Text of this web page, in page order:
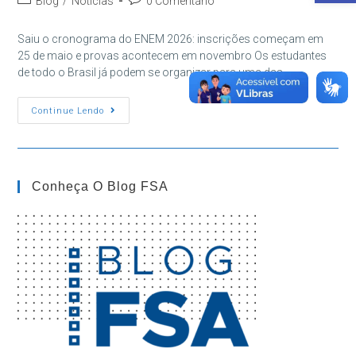
post:
post:
Saiu o cronograma do ENEM 2026: inscrições começam em
25 de maio e provas acontecem em novembro Os estudantes
de todo o Brasil já podem se organizar para uma das…
Continue Lendo
ENEM
2026:
Provas
Conheça O Blog FSA